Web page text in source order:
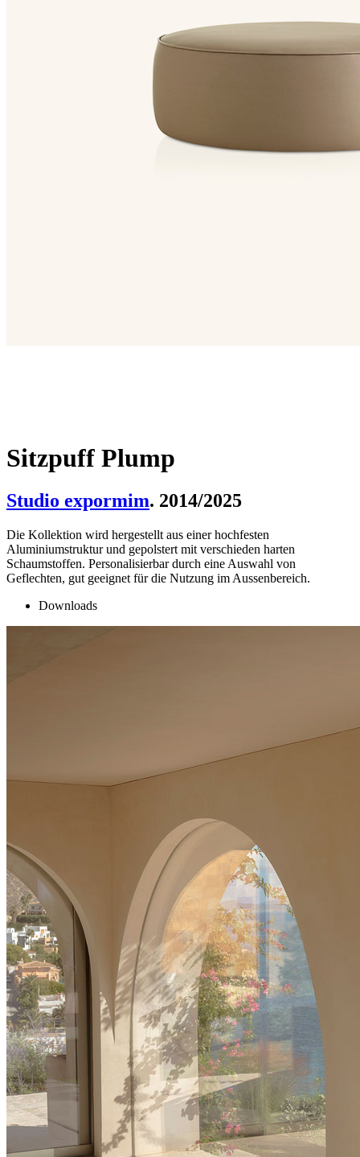
Sitzpuff Plump
Studio expormim. 2014/2025
Die Kollektion wird hergestellt aus einer hochfesten
Aluminiumstruktur und gepolstert mit verschieden harten
Schaumstoffen. Personalisierbar durch eine Auswahl von
Geflechten, gut geeignet für die Nutzung im Aussenbereich.
Downloads